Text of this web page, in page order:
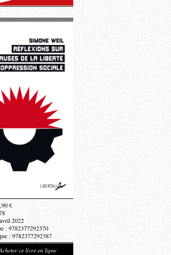
€
2022
: 9782377292370
: 9782377292387
ce livre en ligne